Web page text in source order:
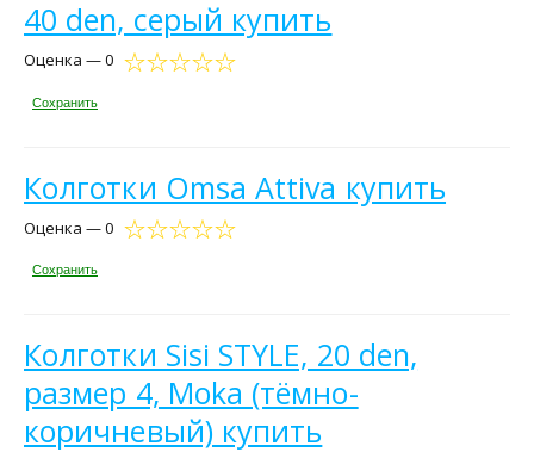
40 den, серый купить
Оценка — 0
Сохранить
Колготки Omsa Attiva купить
Оценка — 0
Сохранить
Колготки Sisi STYLE, 20 den,
размер 4, Moka (тёмно-
коричневый) купить